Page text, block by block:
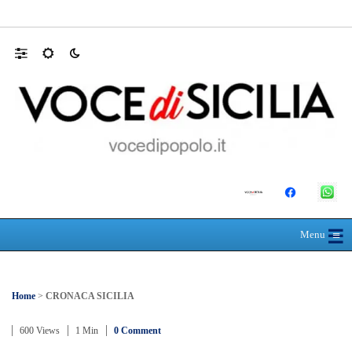
Menu≡
☰
Home > CRONACA SICILIA
600 Views 1 Min 0 Comment